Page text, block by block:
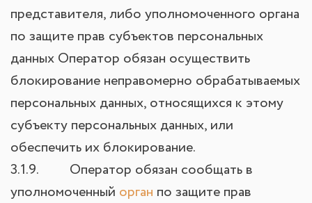
представителя, либо уполномоченного органа
по защите прав субъектов персональных
данных Оператор обязан осуществить
блокирование неправомерно обрабатываемых
персональных данных, относящихся к этому
субъекту персональных данных, или
обеспечить их блокирование.
3.1.9. Оператор обязан сообщать в
уполномоченный орган по защите прав